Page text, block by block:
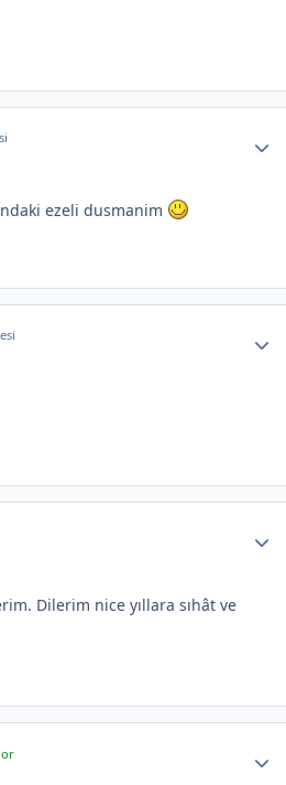
ezeli dusmanim
Dilerim nice yıllara sıhât ve